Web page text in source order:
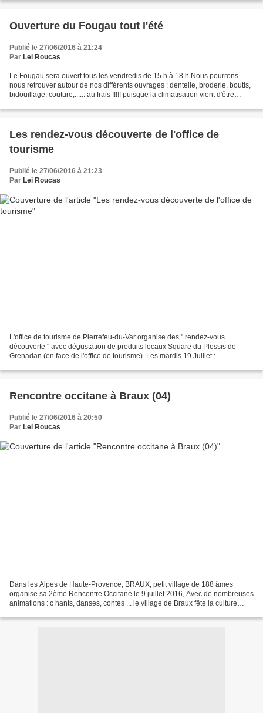
Ouverture du Fougau tout l'été
Publié le 27/06/2016 à 21:24
Par Lei Roucas
Le Fougau sera ouvert tous les vendredis de 15 h à 18 h Nous pourrons
nous retrouver autour de nos différents ouvrages : dentelle, broderie, boutis,
bidouillage, couture,...... au frais !!!!! puisque la climatisation vient d'être
Les rendez-vous découverte de l'office de
tourisme
Publié le 27/06/2016 à 21:23
Par Lei Roucas
L'office de tourisme de Pierrefeu-du-Var organise des " rendez-vous
découverte " avec dégustation de produits locaux Square du Plessis de
Grenadan (en face de l'office de tourisme). Les mardis 19 Juillet :
Rencontre occitane à Braux (04)
Publié le 27/06/2016 à 20:50
Par Lei Roucas
Dans les Alpes de Haute-Provence, BRAUX, petit village de 188 âmes
organise sa 2ème Rencontre Occitane le 9 juillet 2016, Avec de nombreuses
animations : c hants, danses, contes ... le village de Braux fête la culture